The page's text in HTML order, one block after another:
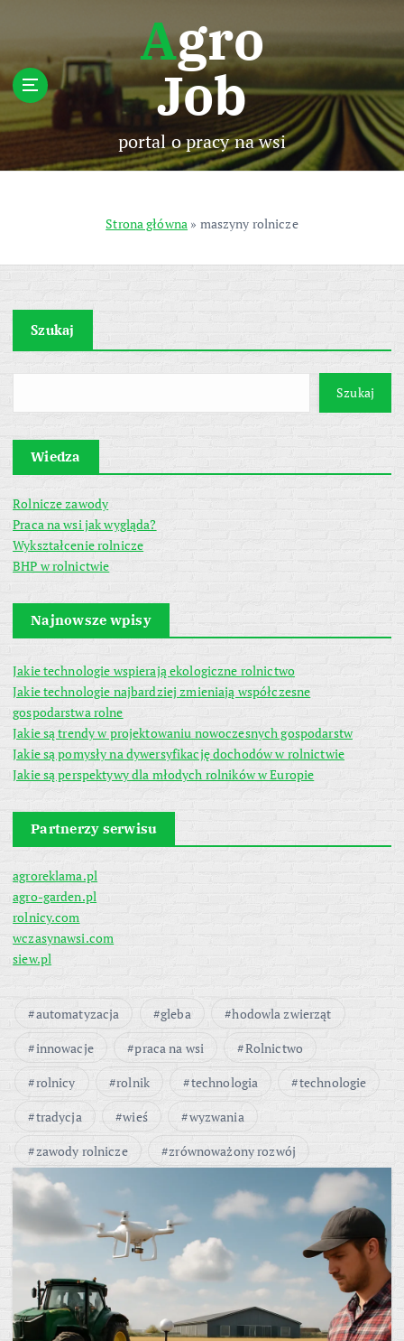
p
t
c
n
Agro
Job
portal o pracy na wsi
Strona główna » maszyny rolnicze
Szukaj
Szukaj
Wiedza
Rolnicze zawody
Praca na wsi jak wygląda?
Wykształcenie rolnicze
BHP w rolnictwie
Najnowsze wpisy
Jakie technologie wspierają ekologiczne rolnictwo
Jakie technologie najbardziej zmieniają współczesne
gospodarstwa rolne
Jakie są trendy w projektowaniu nowoczesnych gospodarstw
Jakie są pomysły na dywersyfikację dochodów w rolnictwie
Jakie są perspektywy dla młodych rolników w Europie
Partnerzy serwisu
agroreklama.pl
agro-garden.pl
rolnicy.com
wczasynawsi.com
siew.pl
automatyzacja gleba
hodowla zwierząt
innowacje
praca na wsi
Rolnictwo
rolnicy
rolnik technologia
technologie
tradycja
wieś
wyzwania
zawody rolnicze
zrównoważony rozwój